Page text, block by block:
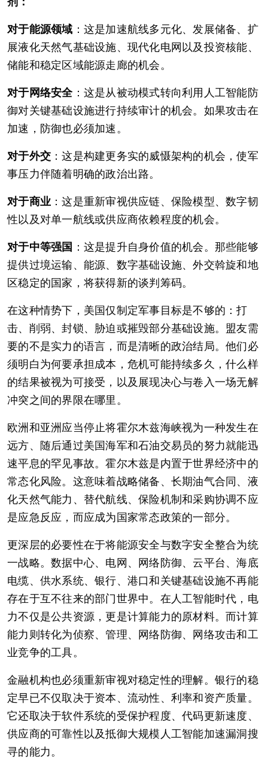
对于能源领域 ：这是加速航线多元化、发展储备、扩
展液化天然气基础设施、现代化电网以及投资核能、
储能和稳定区域能源走廊的机会。
对于网络安全：这是从被动模式转向利用人工智能防
御对关键基础设施进行持续审计的机会。如果攻击在
加速，防御也必须加速。
对于外交 ：这是构建更务实的威慑架构的机会，使军
事压力伴随着明确的政治出路。
对于商业 ：这是重新审视供应链、保险模型、数字韧
性以及对单一航线或供应商依赖程度的机会。
对于中等强国 ：这是提升自身价值的机会。那些能够
提供过境运输、能源、数字基础设施、外交斡旋和地
区稳定的国家，将获得新的谈判筹码。
在这种情势下，美国仅制定军事目标是不够的：打
击、削弱、封锁、胁迫或摧毁部分基础设施。盟友需
要的不是实力的语言，而是清晰的政治结局。他们必
须明白为何要承担成本，危机可能持续多久，什么样
的结果被视为可接受，以及展现决心与卷入一场无解
冲突之间的界限在哪里。
欧洲和亚洲应当停止将霍尔木兹海峡视为一种发生在
远方、随后通过美国海军和石油交易员的努力就能迅
速平息的罕见事故。霍尔木兹是内置于世界经济中的
常态化风险。这意味着战略储备、长期油气合同、液
化天然气能力、替代航线、保险机制和采购协调不应
是应急反应，而应成为国家常态政策的一部分。
更深层的必要性在于将能源安全与数字安全整合为统
一战略。数据中心、电网、网络防御、云平台、海底
电缆、供水系统、银行、港口和关键基础设施不再能
存在于互不往来的部门世界中。在人工智能时代，电
力不仅是公共资源，更是计算能力的原材料。而计算
能力则转化为侦察、管理、网络防御、网络攻击和工
业竞争的工具。
金融机构也必须重新审视对稳定性的理解。银行的稳
定早已不仅取决于资本、流动性、利率和资产质量。
它还取决于软件系统的受保护程度、代码更新速度、
供应商的可靠性以及抵御大规模人工智能加速漏洞搜
寻的能力。